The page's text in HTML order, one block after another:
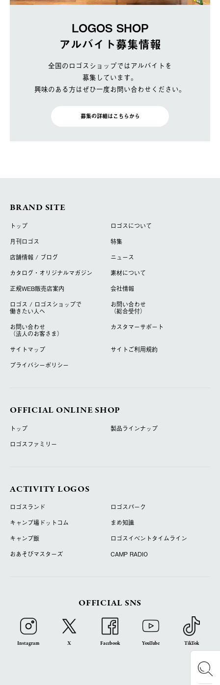
LOGOS SHOP
アルバイト募集情報
全国のロゴスショップではアルバイトを
募集しています。
興味のある方はぜひ一度お問い合わせください。
募集の詳細はこちらから
BRAND SITE
トップ
ロゴスについて
月刊ロゴス
特集
店舗情報 / ブログ
ニュース
カタログ・オリジナルマガジン
素材について
正規WEB販売店案内
会社情報
ロゴス / ロゴスショップで
働きたい人へ
お問い合わせ
（総合受付）
お問い合わせ
（法人のお客さま）
カスタマーサポート
サイトマップ
サイトご利用規約
プライバシーポリシー
OFFICIAL ONLINE SHOP
トップ
製品ラインナップ
ロゴスファミリー
ACTIVITY LOGOS
ロゴスランド
ロゴスパーク
キャンプ場ドットコム
まめ知識
キャンプ飯
ロゴスイベントタイムライン
おあそびマスターズ
CAMP RADIO
OFFICIAL SNS
Instagram X Facebook YouTube TikTok